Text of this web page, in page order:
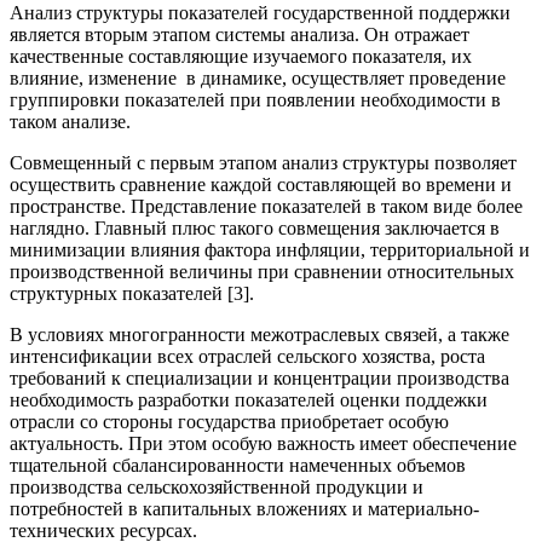
Анализ структуры показателей государственной поддержки
является вторым этапом системы анализа. Он отражает
качественные составляющие изучаемого показателя, их
влияние, изменение в динамике, осуществляет проведение
группировки показателей при появлении необходимости в
таком анализе.
Совмещенный с первым этапом анализ структуры позволяет
осуществить сравнение каждой составляющей во времени и
пространстве. Представление показателей в таком виде более
наглядно. Главный плюс такого совмещения заключается в
минимизации влияния фактора инфляции, территориальной и
производственной величины при сравнении относительных
структурных показателей [3].
В условиях многогранности межотраслевых связей, а также
интенсификации всех отраслей сельского хозяства, роста
требований к специализации и концентрации производства
необходимость разработки показателей оценки поддежки
отрасли со стороны государства приобретает особую
актуальность. При этом особую важность имеет обеспечение
тщательной сбалансированности намеченных объемов
производства сельскохозяйственной продукции и
потребностей в капитальных вложениях и материально-
технических ресурсах.